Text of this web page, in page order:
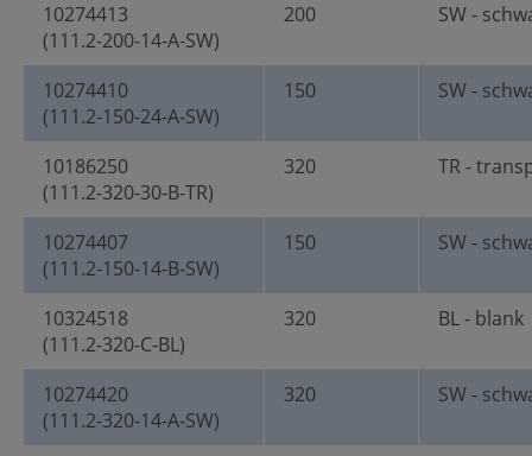
10274413
(111.2-200-14-A-SW)
200 SW -
10274410
(111.2-150-24-A-SW)
150 SW -
10186250
(111.2-320-30-B-TR)
320 TR -
10274407
(111.2-150-14-B-SW)
150 SW -
10324518
(111.2-320-C-BL)
320 BL - blank
10274420
(111.2-320-14-A-SW)
320 SW -